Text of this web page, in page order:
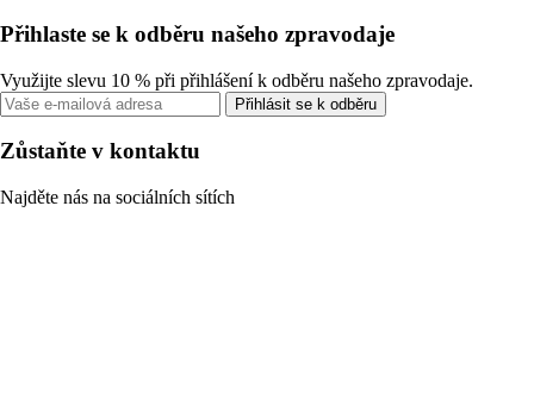
Přihlaste se k odběru našeho zpravodaje
Využijte slevu 10 % při přihlášení k odběru našeho zpravodaje.
Přihlásit se k odběru
Zůstaňte v kontaktu
Najděte nás na sociálních sítích